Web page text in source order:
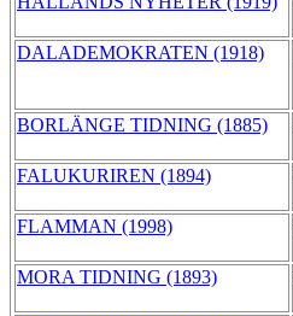
DALADEMOKRATEN (1918)
BORLÄNGE TIDNING (1885)
FALUKURIREN (1894)
FLAMMAN (1998)
MORA TIDNING (1893)